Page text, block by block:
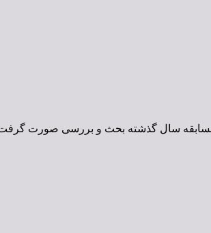
سال گذشته بحث و بررسی صورت گرفت